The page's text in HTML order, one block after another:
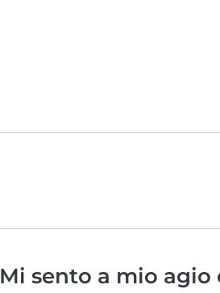
Mi sento a mio agio